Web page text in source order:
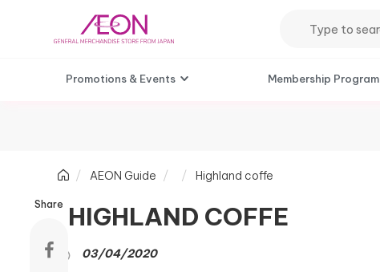
Promotions & Events Membership Program
AEON Guide Highland coffe
Share HIGHLAND COFFE
03/04/2020